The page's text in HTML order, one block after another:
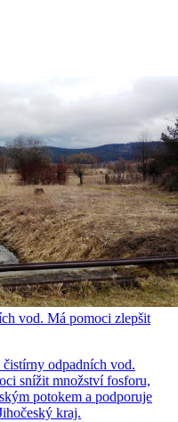
vod. Má pomoci zlepšit
odpadních vod.
snížit množství fosforu,
potokem a podporuje
kraj.